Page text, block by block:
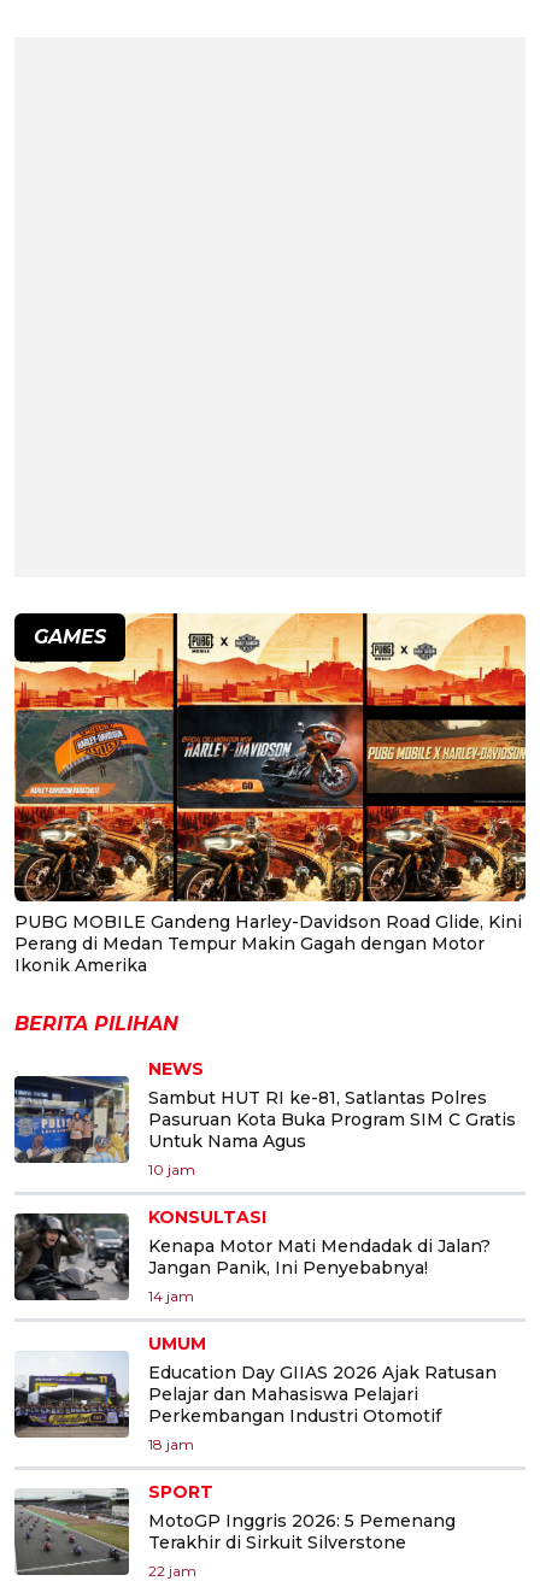
GAMES
PUBG MOBILE Gandeng Harley-Davidson Road Glide, Kini
Perang di Medan Tempur Makin Gagah dengan Motor
Ikonik Amerika
BERITA PILIHAN
NEWS
Sambut HUT RI ke-81, Satlantas Polres
Pasuruan Kota Buka Program SIM C Gratis
Untuk Nama Agus
10 jam
KONSULTASI
Kenapa Motor Mati Mendadak di Jalan?
Jangan Panik, Ini Penyebabnya!
14 jam
UMUM
Education Day GIIAS 2026 Ajak Ratusan
Pelajar dan Mahasiswa Pelajari
Perkembangan Industri Otomotif
18 jam
SPORT
MotoGP Inggris 2026: 5 Pemenang
Terakhir di Sirkuit Silverstone
22 jam